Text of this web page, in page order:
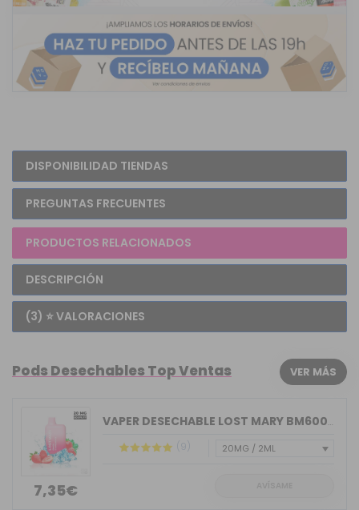
DISPONIBILIDAD TIENDAS
PREGUNTAS FRECUENTES
PRODUCTOS RELACIONADOS
DESCRIPCIÓN
(3) ⭐ VALORACIONES
Pods Desechables Top Ventas VER MÁS
7,35€
VAPER DESECHABLE LOST MARY BM600 STRA...
(9)